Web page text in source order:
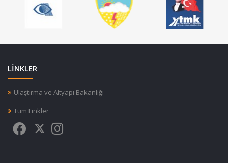
LİNKLER
Ulaştırma ve Altyapı Bakanlığı
Tüm Linkler